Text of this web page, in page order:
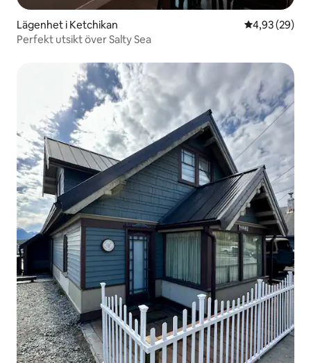
Lägenhet i Ketchikan 4,93 av 5 i
4,93 (29)
Perfekt utsikt över Salty Sea